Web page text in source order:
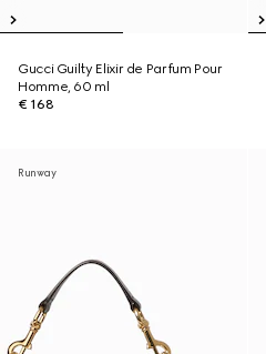
Gucci Guilty Elixir de Parfum Pour
Homme, 60 ml
€ 168
Runway